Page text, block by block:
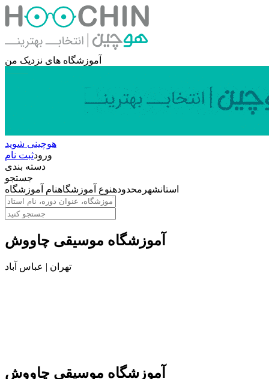
آموزشگاه های نزدیک من
هوچینی شوید
ورودثبت نام
دسته بندی
جستجو
استانشهر محدودهنوع آموزشگاهنام آموزشگاه
آموزشگاه موسیقی چاووش
تهران | عباس آباد
آموزشگاه موسیقی چاووش